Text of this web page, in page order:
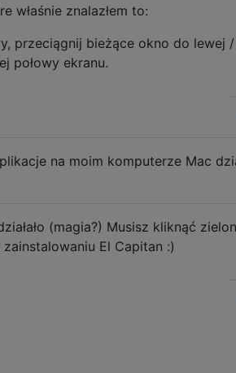
właśnie znalazłem to:
przeciągnij bieżące okno do lewej /
połowy ekranu.
na moim komputerze Mac
(magia?) Musisz kliknąć
El Capitan :)